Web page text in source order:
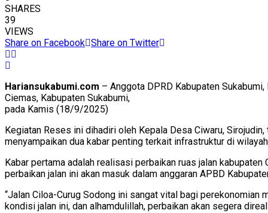
SHARES
39
VIEWS
Share on Facebook Share on Twitter
Hariansukabumi.com – Anggota DPRD Kabupaten
Ciemas, Kabupaten Sukabumi,
pada Kamis (18/9/2025)
Kegiatan Reses ini dihadiri oleh Kepala Desa Ciwaru,
menyampaikan dua kabar penting terkait infrastruktur di
Kabar pertama adalah realisasi perbaikan ruas jalan
perbaikan jalan ini akan masuk dalam anggaran APBD
“Jalan Ciloa-Curug Sodong ini sangat vital bagi perekonomian
kondisi jalan ini, dan alhamdulillah, perbaikan akan segera